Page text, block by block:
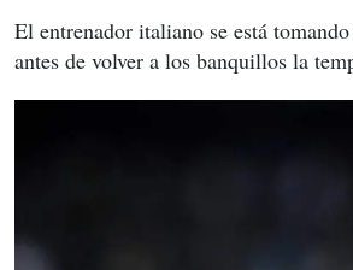
El entrenador italiano se está
antes de volver a los banquillos la